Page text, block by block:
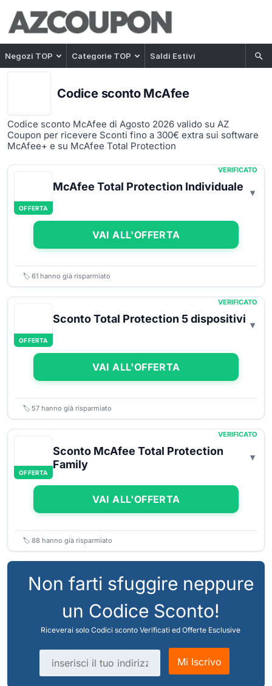
Negozi TOP Categorie TOP Saldi Estivi
Codice sconto McAfee
Codice sconto McAfee di Agosto 2026 valido su AZ
Coupon per ricevere Sconti fino a 300€ extra sui software
McAfee+ e su McAfee Total Protection
OFFERTA
VERIFICATO
McAfee Total Protection Individuale
VAI ALL'OFFERTA
🏷️ 61 hanno già risparmiato
OFFERTA
VERIFICATO
Sconto Total Protection 5 dispositivi
VAI ALL'OFFERTA
🏷️ 57 hanno già risparmiato
OFFERTA
VERIFICATO
Sconto McAfee Total Protection
Family
VAI ALL'OFFERTA
🏷️ 88 hanno già risparmiato
Non farti sfuggire neppure
un Codice Sconto!
Riceverai solo Codici sconto Verificati ed Offerte Esclusive
Indirizzo email
Mi Iscrivo